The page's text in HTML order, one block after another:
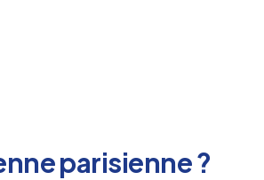
parisienne ?